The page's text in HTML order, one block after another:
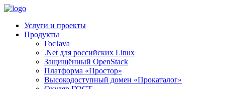
Услуги и проекты
Продукты
ГосJava
.Net для российских Linux
Защищённый OpenStack
Платформа «Простор»
Высокодоступный домен «Прокаталог»